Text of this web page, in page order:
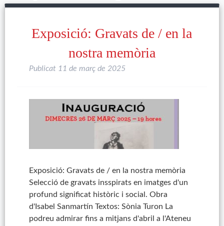
Exposició: Gravats de / en la
nostra memòria
Publicat 11 de març de 2025
Exposició: Gravats de / en la nostra memòria
Selecció de gravats insspirats en imatges d'un
profund significat històric i social. Obra
d'Isabel Sanmartín Textos: Sònia Turon La
podreu admirar fins a mitjans d'abril a l'Ateneu